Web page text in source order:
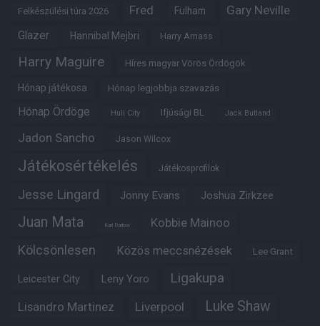
Felkészülési túra 2026 Fred Fulham Gary Neville
Glazer Hannibal Mejbri Harry Amass
Harry Maguire Híres magyar Vörös Ördögök
Hónap játékosa Hónap legjobbja szavazás
Hónap Ördöge Hull City Ifjúsági BL Jack Butland
Jadon Sancho Jason Wilcox
Játékosértékelés Játékosprofilok
Jesse Lingard Jonny Evans Joshua Zirkzee
Juan Mata Karl Darlow Kobbie Mainoo
Kölcsönlesen Közös meccsnézések Lee Grant
Leicester City Leny Yoro Ligakupa
Lisandro Martinez Liverpool Luke Shaw